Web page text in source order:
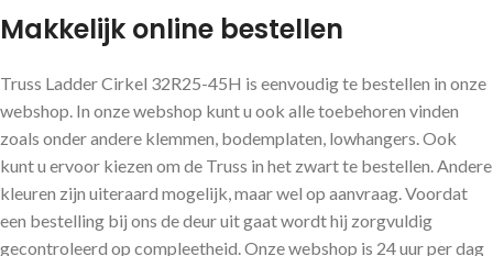
Makkelijk online bestellen
Truss Ladder Cirkel 32R25-45H is eenvoudig te bestellen in onze
webshop. In onze webshop kunt u ook alle toebehoren vinden
zoals onder andere klemmen, bodemplaten, lowhangers. Ook
kunt u ervoor kiezen om de Truss in het zwart te bestellen. Andere
kleuren zijn uiteraard mogelijk, maar wel op aanvraag. Voordat
een bestelling bij ons de deur uit gaat wordt hij zorgvuldig
gecontroleerd op compleetheid. Onze webshop is 24 uur per dag